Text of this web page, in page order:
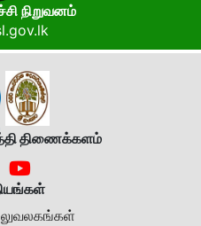
நிறுவனம்
திணைக்களம்